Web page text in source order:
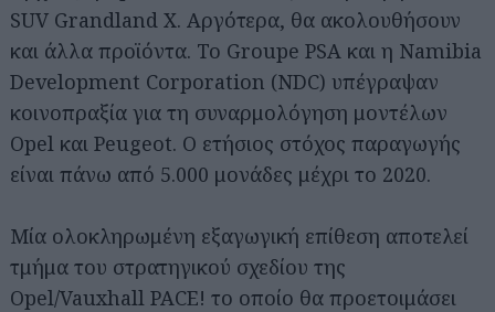
SUV Grandland X. Αργότερα, θα ακολουθήσουν
και άλλα προϊόντα. Το Groupe PSA και η Namibia
Development Corporation (NDC) υπέγραψαν
κοινοπραξία για τη συναρμολόγηση μοντέλων
Opel και Peugeot. Ο ετήσιος στόχος παραγωγής
είναι πάνω από 5.000 μονάδες μέχρι το 2020.
Μία ολοκληρωμένη εξαγωγική επίθεση αποτελεί
τμήμα του στρατηγικού σχεδίου της
Opel/Vauxhall PACE! το οποίο θα προετοιμάσει